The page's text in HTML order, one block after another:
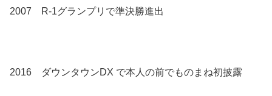
2007 R-1グランプリで準決勝進出
2016 ダウンタウンDX で本人の前でものまね初披露